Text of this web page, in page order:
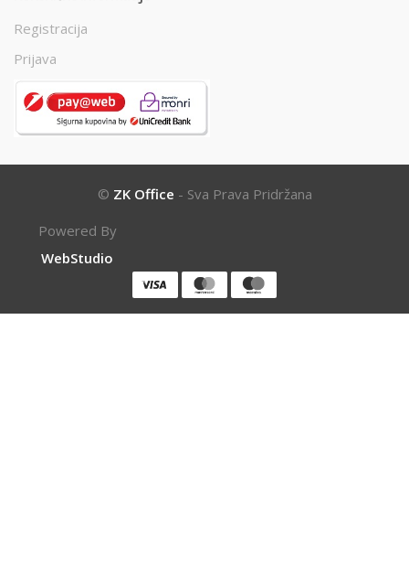
Registracija
Prijava
© ZK Office - Sva Prava Pridržana
Powered By
WebStudio